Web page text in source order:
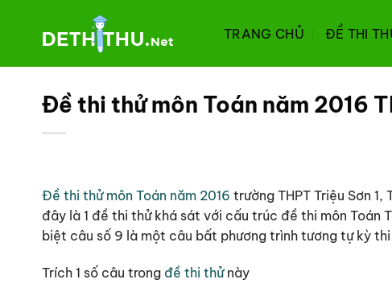
dung
TRANG CHỦ ĐỀ THI
Đề thi thử môn Toán năm 2016
Đề thi thử môn Toán năm 2016 trường THPT Triệu Sơn
đây là 1 đề thi thử khá sát với cấu trúc đề thi môn Toán
biệt câu số 9 là một câu bất phương trình tương tự kỳ thi
Trích 1 số câu trong đề thi thửnày